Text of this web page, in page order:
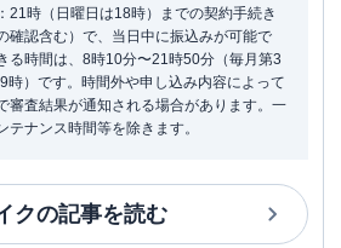
21時（日曜日は18時）までの契約手続き
確認含む）で、当日中に振込みが可能で
る時間は、8時10分〜21時50分（毎月第3
時）です。時間外や申し込み内容によって
審査結果が通知される場合があります。一
ナンス時間等を除きます。
クの記事を読む